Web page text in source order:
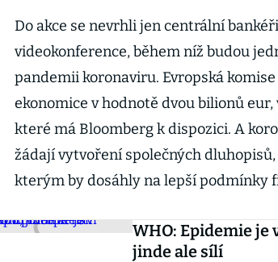
Do akce se nevrhli jen centrální
videokonference, během níž budou
pandemii koronaviru. Evropská
ekonomice v hodnotě dvou bilionů
které má Bloomberg k dispozici. A
žádají vytvoření společných
kterým by dosáhly na lepší podmínky
WHO: Epidemie je
jinde ale sílí